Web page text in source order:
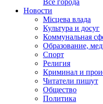
Все города
Новости
Місцева влада
Культура и досуг
Коммунальная
Образование,
Спорт
Религия
Криминал и
Читатели пишут
Общество
Политика